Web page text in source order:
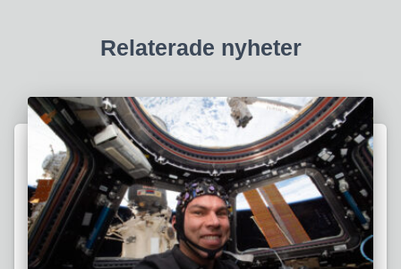
Relaterade nyheter